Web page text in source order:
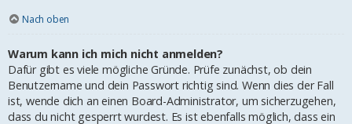
Nach oben
Warum kann ich mich nicht anmelden?
Dafür gibt es viele mögliche Gründe. Prüfe zunächst, ob dein
Benutzername und dein Passwort richtig sind. Wenn dies der Fall
ist, wende dich an einen Board-Administrator, um sicherzugehen,
dass du nicht gesperrt wurdest. Es ist ebenfalls möglich, dass ein